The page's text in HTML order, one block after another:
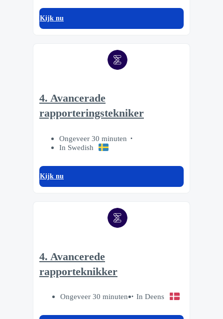
Kijk nu
4. Avancerade
rapporteringstekniker
Ongeveer 30 minuten
In Swedish
Kijk nu
4. Avancerede
rapporteknikker
Ongeveer 30 minuten In Deens